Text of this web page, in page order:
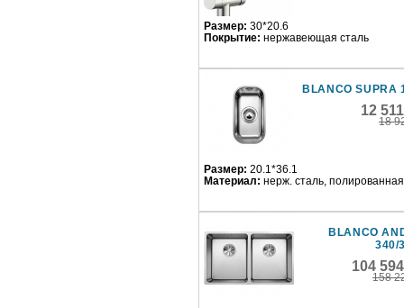
Размер: 30*20.6
Покрытие: нержавеющая сталь
BLANCO SUPRA
12
18
Размер: 20.1*36.1
Материал: нерж. сталь, полированная
BLANCO
340/
104
158